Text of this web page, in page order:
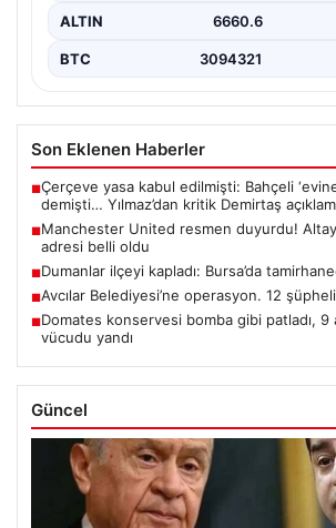
ALTIN 6660.6
BTC 3094321
Son Eklenen Haberler
■Çerçeve yasa kabul edilmişti: Bahçeli
demişti… Yılmaz’dan kritik Demirtaş
■Manchester United resmen duyurdu! Altay
adresi belli oldu
■Dumanlar ilçeyi kapladı: Bursa’da
■Avcılar Belediyesi’ne operasyon. 12 şüpheli
■Domates konservesi bomba gibi patladı, 9
vücudu yandı
Güncel